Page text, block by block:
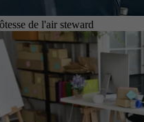
de l'air steward